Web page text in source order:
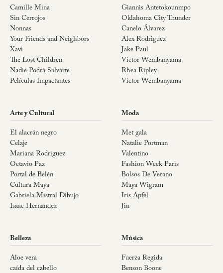
Camille Mina
Sin Cerrojos
Nonnas
Your Friends and Neighbors
Xavi
The Lost Children
Nadie Podrá Salvarte
Películas Impactantes
Giannis Antetokounmpo
Oklahoma City Thunder
Canelo Álvarez
Alex Rodriguez
Jake Paul
Victor Wembanyama
Rhea Ripley
Victor Wembanyama
Arte y Cultural
El alacrán negro
Celaje
Mariana Rodriguez
Octavio Paz
Portal de Belén
Cultura Maya
Gabriela Mistral Dibujo
Isaac Hernandez
Moda
Met gala
Natalie Portman
Valentino
Fashion Week Paris
Bolsos De Verano
Maya Wigram
Iris Apfel
Jin
Belleza
Aloe vera
caída del cabello
Música
Fuerza Regida
Benson Boone